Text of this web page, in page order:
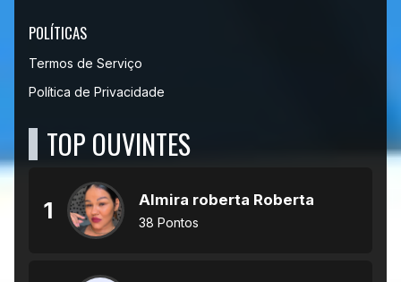
POLÍTICAS
Termos de Serviço
Política de Privacidade
TOP OUVINTES
1 Almira roberta Roberta
38 Pontos